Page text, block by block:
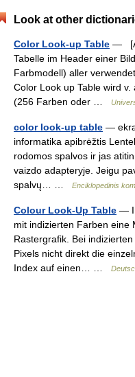
Look at other
Color Look-up Table —
Tabelle im Header einer
Farbmodell) aller
Color Look up Table wird
(256 Farben oder …
color look-up table —
informatika apibrėžtis
rodomos spalvos ir jas
vaizdo adapteryje. Jeigu
spalvų… …
Enciklopedinis
Colour Look-Up Table —
mit indizierten Farben eine
Rastergrafik. Bei
Pixels nicht direkt die
Index auf einen… …